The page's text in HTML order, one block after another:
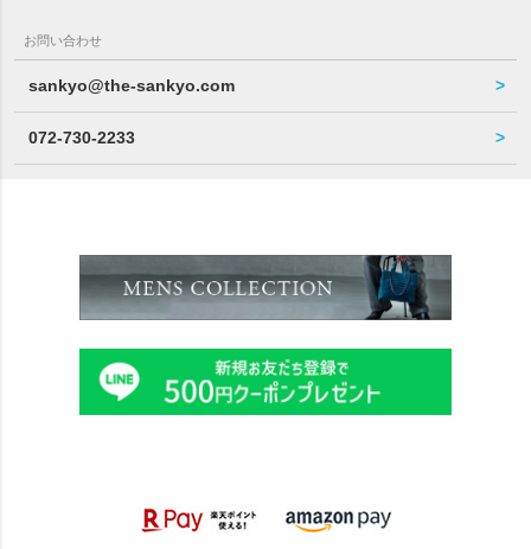
お問い合わせ
sankyo@the-sankyo.com
072-730-2233